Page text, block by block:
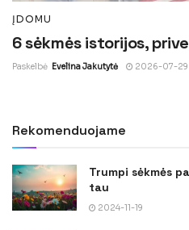
ĮDOMU
6 sėkmės istorijos,
Paskelbė Evelina Jakutytė 2026-07-29
Rekomenduojame
Trumpi sėkmės
tau
2024-11-19